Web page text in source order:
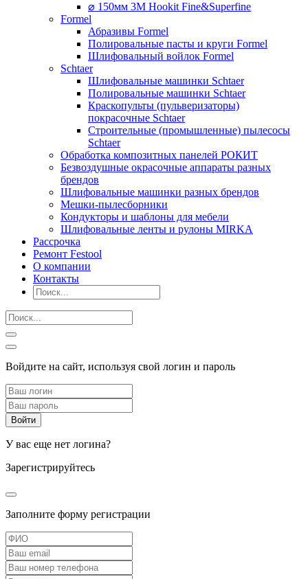
⌀ 150мм 3M Hookit Fine&Superfine
Formel
Абразивы Formel
Полировальные пасты и круги Formel
Шлифовальный войлок Formel
Schtaer
Шлифовальные машинки Schtaer
Полировальные машинки Schtaer
Краскопульты (пульверизаторы)
покрасочные Schtaer
Строительные (промышленные) пылесосы
Schtaer
Обработка композитных панелей РОКИТ
Безвоздушные окрасочные аппараты разных
брендов
Шлифовальные машинки разных брендов
Мешки-пылесборники
Кондукторы и шаблоны для мебели
Шлифовальные ленты и рулоны MIRKA
Рассрочка
Ремонт Festool
О компании
Контакты
Войдите на сайт, используя свой логин и пароль
У вас еще нет логина?
Зарегистрируйтесь
Заполните форму регистрации